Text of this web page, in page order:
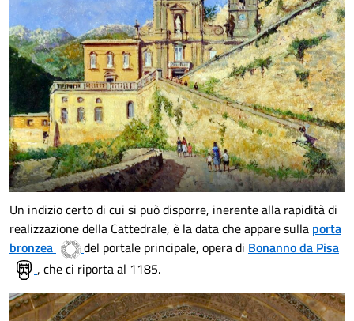
Un indizio certo di cui si può disporre, inerente alla rapidità di
realizzazione della Cattedrale, è la data che appare sulla porta
bronzea
del portale principale, opera di Bonanno da Pisa
, che ci riporta al 1185.